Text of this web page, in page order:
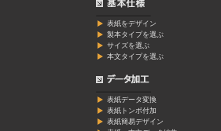
表紙をデザイン
製本タイプを選ぶ
サイズを選ぶ
本文タイプを選ぶ
表紙データ変換
表紙トンボ付加
表紙簡易デザイン